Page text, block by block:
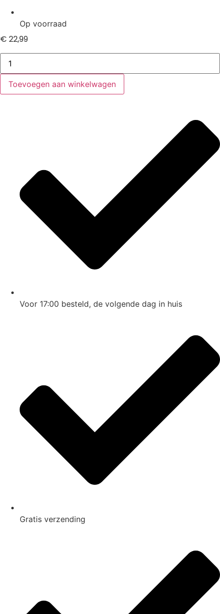
Op voorraad
€ 22,99
HP
Pavilion
Dv7-
4021so
adapter
hoeveelheid
Toevoegen aan winkelwagen
Voor 17:00 besteld, de volgende dag in huis
Gratis verzending